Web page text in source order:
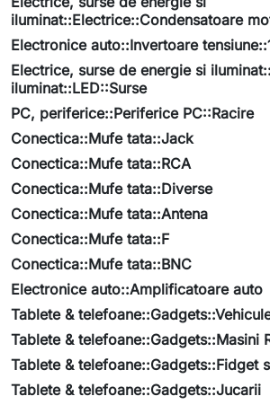
iluminat::Electrice::Condensatoare
Electronice auto::Invertoare
Electrice, surse de energie si
iluminat::LED::Surse
PC, periferice::Periferice PC::Racire
Conectica::Mufe tata::Jack
Conectica::Mufe tata::RCA
Conectica::Mufe tata::Diverse
Conectica::Mufe tata::Antena
Conectica::Mufe tata::F
Conectica::Mufe tata::BNC
Electronice auto::Amplificatoare auto
Tablete &
Tablete & telefoane::Gadgets::Masini
Tablete & telefoane::Gadgets::Fidget
Tablete & telefoane::Gadgets::Jucarii